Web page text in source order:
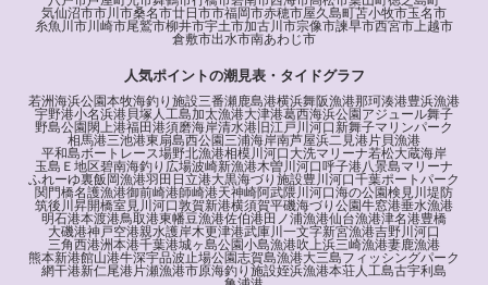
気仙沼市市川市桑名市廿日市市福岡市赤穂市屋久島町苫小牧市玉名市
糸魚川市川崎市尾鷲市柳井市宇土市加古川市宗像市諫早市西宮市上越市
倉敷市出水市南あわじ市
人気ポイントの潮見表・タイドグラフ
若洲海浜公園本牧海釣り施設三番瀬鹿島港横浜舞阪漁港那珂湊港豊浜漁港
宇野港小名浜港貝塚人工島加太漁港大津港葛西海浜公園アジュール舞子
野島公園閖上港福田港須磨海岸清水港 旧江戸川河口 新舞子マリンパーク
相馬港三池港東扇島西公園三浦海岸南芦屋浜二見港片貝漁港
平和島ボートレース場野北漁港相模川河口 大洗マリーナ若松大蔵海岸
玉島Ｅ地区碧南海釣り広場波崎新漁港木曽川河口呼子港八景島マリーナ
ふれーゆ裏飯岡漁港羽田 日立港大黒海づり施設豊川河口千葉ポートパーク
関門橋名護漁港御前崎港師崎港天神崎阿武隈川河口海の公園検見川堤防
筑後川昇開橋室見川河口敦賀新港横須賀平磯海づり公園牛窓港垂水漁港
明石港本渡港鳥取港東幡豆漁港佐伯港田ノ浦漁港仙台漁港津名港豊橋
大磯港神戸空港親水護岸木更津港武庫川一文字新宮漁港吉野川河口
三角西港洲本港千葉港城ヶ島公園小島漁港吹上浜三崎漁港妻鹿漁港
熊本新港館山港牛深宇品波止場公園志賀島漁港大三島フィッシングパーク
網干港新仁尾港片瀬漁港市原海釣り施設姪浜漁港本荘人工島古宇利島